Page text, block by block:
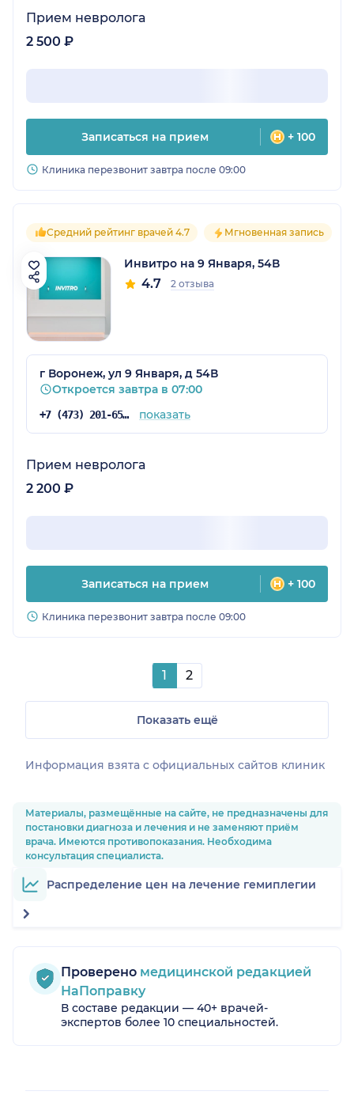
Прием невролога
2 500 ₽
Записаться на прием + 100
Клиника перезвонит завтра после 09:00
Средний рейтинг врачей 4.7 Мгновенная запись
Инвитро на 9 Января, 54В
4.7 2 отзыва
г Воронеж, ул 9 Января, д 54В
Откроется завтра в 07:00
+7 (473) 201-65-34 показать
Прием невролога
2 200 ₽
Записаться на прием + 100
Клиника перезвонит завтра после 09:00
1 2
Показать ещё
Информация взята c официальных сайтов клиник
Материалы, размещённые на сайте, не предназначены для
постановки диагноза и лечения и не заменяют приём
врача. Имеются противопоказания. Необходима
консультация специалиста.
Распределение цен на лечение гемиплегии
Проверено медицинской редакцией
НаПоправку
В составе редакции — 40+ врачей-
экспертов более 10 специальностей.